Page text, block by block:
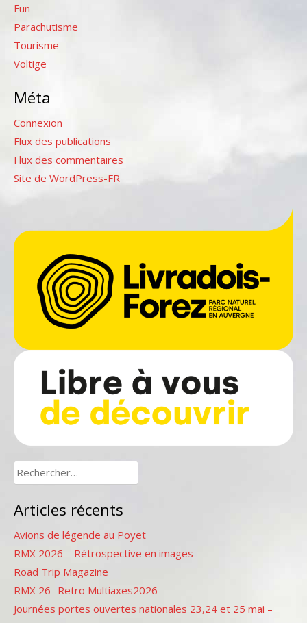
Fun
Parachutisme
Tourisme
Voltige
Méta
Connexion
Flux des publications
Flux des commentaires
Site de WordPress-FR
Rechercher :
Articles récents
Avions de légende au Poyet
RMX 2026 – Rétrospective en images
Road Trip Magazine
RMX 26- Retro Multiaxes2026
Journées portes ouvertes nationales 23,24 et 25 mai –